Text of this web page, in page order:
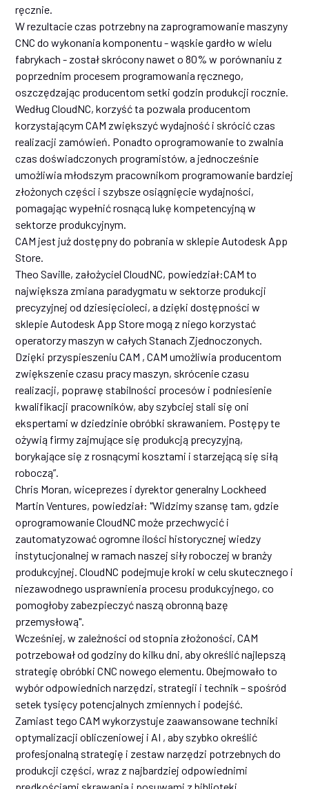
ręcznie.
W rezultacie czas potrzebny na zaprogramowanie maszyny
CNC do wykonania komponentu - wąskie gardło w wielu
fabrykach - został skrócony nawet o 80% w porównaniu z
poprzednim procesem programowania ręcznego,
oszczędzając producentom setki godzin produkcji rocznie.
Według CloudNC, korzyść ta pozwala producentom
korzystającym CAM zwiększyć wydajność i skrócić czas
realizacji zamówień. Ponadto oprogramowanie to zwalnia
czas doświadczonych programistów, a jednocześnie
umożliwia młodszym pracownikom programowanie bardziej
złożonych części i szybsze osiągnięcie wydajności,
pomagając wypełnić rosnącą lukę kompetencyjną w
sektorze produkcyjnym.
CAM jest już dostępny do pobrania w sklepie Autodesk App
Store.
Theo Saville, założyciel CloudNC, powiedział:CAM to
największa zmiana paradygmatu w sektorze produkcji
precyzyjnej od dziesięcioleci, a dzięki dostępności w
sklepie Autodesk App Store mogą z niego korzystać
operatorzy maszyn w całych Stanach Zjednoczonych.
Dzięki przyspieszeniu CAM , CAM umożliwia producentom
zwiększenie czasu pracy maszyn, skrócenie czasu
realizacji, poprawę stabilności procesów i podniesienie
kwalifikacji pracowników, aby szybciej stali się oni
ekspertami w dziedzinie obróbki skrawaniem. Postępy te
ożywią firmy zajmujące się produkcją precyzyjną,
borykające się z rosnącymi kosztami i starzejącą się siłą
roboczą”.
Chris Moran, wiceprezes i dyrektor generalny Lockheed
Martin Ventures, powiedział: "Widzimy szansę tam, gdzie
oprogramowanie CloudNC może przechwycić i
zautomatyzować ogromne ilości historycznej wiedzy
instytucjonalnej w ramach naszej siły roboczej w branży
produkcyjnej. CloudNC podejmuje kroki w celu skutecznego i
niezawodnego usprawnienia procesu produkcyjnego, co
pomogłoby zabezpieczyć naszą obronną bazę
przemysłową".
Wcześniej, w zależności od stopnia złożoności, CAM
potrzebował od godziny do kilku dni, aby określić najlepszą
strategię obróbki CNC nowego elementu. Obejmowało to
wybór odpowiednich narzędzi, strategii i technik – spośród
setek tysięcy potencjalnych zmiennych i podejść.
Zamiast tego CAM wykorzystuje zaawansowane techniki
optymalizacji obliczeniowej i AI , aby szybko określić
profesjonalną strategię i zestaw narzędzi potrzebnych do
produkcji części, wraz z najbardziej odpowiednimi